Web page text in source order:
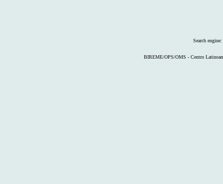
Search engine:
BIREME/OPS/OMS - Centro